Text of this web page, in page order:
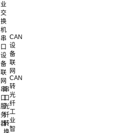
业
交
换
机
串
口
设
备
联
网
串
口
服
务
器
串
口
光
纤
转
CAN
设
备
联
网
CAN
转
光
纤
工
业
智